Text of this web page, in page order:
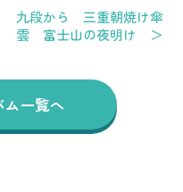
九段から 三重朝焼け傘
雲 富士山の夜明け ＞
ム一覧へ